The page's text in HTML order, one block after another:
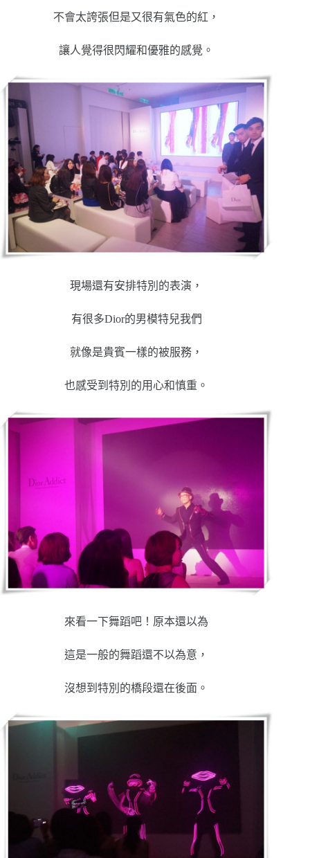
不會太誇張但是又很有氣色的紅，
讓人覺得很閃耀和優雅的感覺。
現場還有安排特別的表演，
有很多Dior的男模特兒我們
就像是貴賓一樣的被服務，
也感受到特別的用心和慎重。
來看一下舞蹈吧！原本還以為
這是一般的舞蹈還不以為意，
沒想到特別的橋段還在後面。